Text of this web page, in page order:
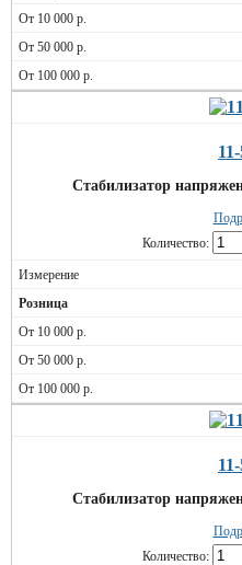
Стабилизатор
Количество:
Стабилизатор
Количество: